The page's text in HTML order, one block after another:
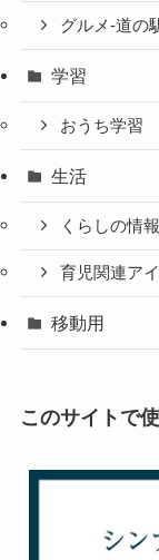
グルメ-道の
学習
おうち学習
生活
くらしの情報
育児関連ア
移動用
このサイトで